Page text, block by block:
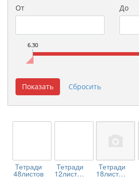
От До
6.30
Тетради
48листов
Тетради
12листов.
Тетради
18листов.